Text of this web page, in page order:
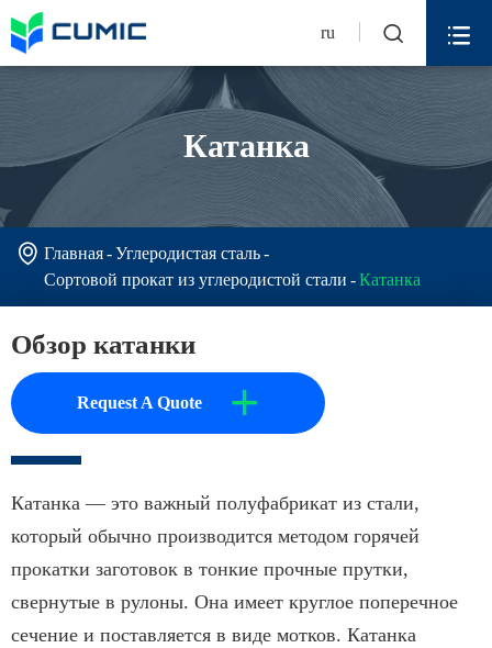
ru  
Катанка
 Главная
Углеродистая сталь
Сортовой прокат из углеродистой стали
Катанка
Обзор катанки
Request A Quote +
Катанка — это важный полуфабрикат из стали,
который обычно производится методом горячей
прокатки заготовок в тонкие прочные прутки,
свернутые в рулоны. Она имеет круглое поперечное
сечение и поставляется в виде мотков. Катанка